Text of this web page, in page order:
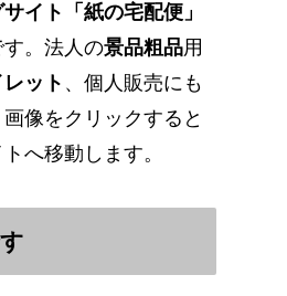
イト「紙の宅配便」
。法人の景品粗品用
レット 、個人販売にも
像をクリックすると
へ移動します。